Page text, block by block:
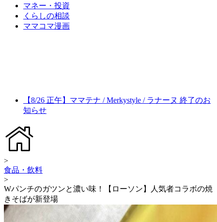
マネー・投資
くらしの相談
ママコマ漫画
【8/26 正午】ママテナ / Merkystyle / ラナーヌ 終了のお
知らせ
>
食品・飲料
>
Wパンチのガツンと濃い味！【ローソン】人気者コラボの焼
きそばが新登場